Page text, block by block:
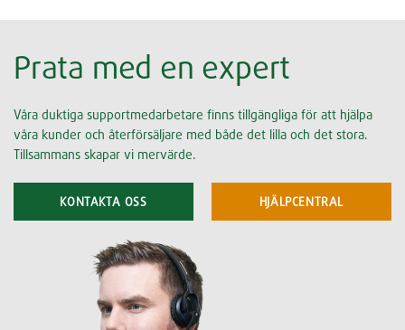
Prata med en expert
Våra duktiga supportmedarbetare finns tillgängliga för att hjälpa
våra kunder och återförsäljare med både det lilla och det stora.
Tillsammans skapar vi mervärde.
KONTAKTA OSS HJÄLPCENTRAL